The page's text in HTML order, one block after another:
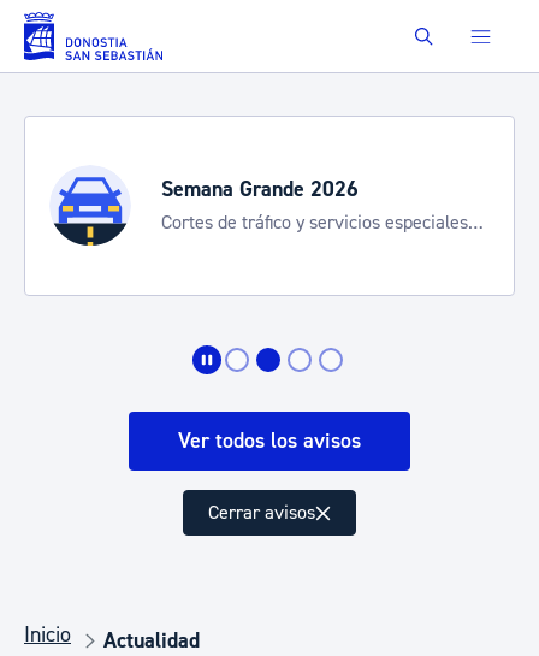
Saltar al contenido principal Buscar
Semana Grande 2026
Cortes de tráfico y servicios especiales
Ver todos los avisos
Cerrar avisos
Inicio Actualidad